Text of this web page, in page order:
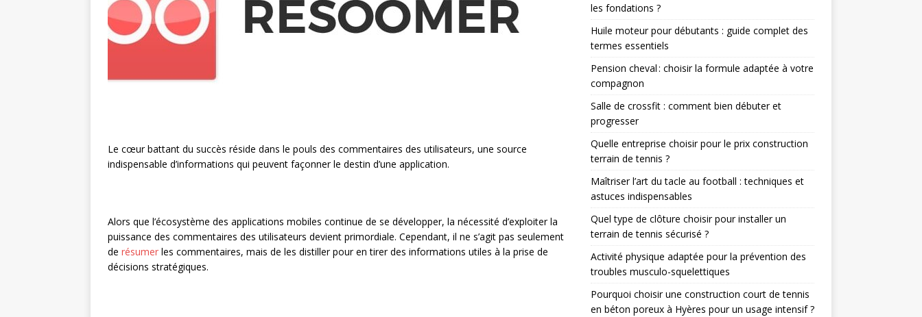
Le cœur battant du succès réside dans le pouls des commentaires des utilisateurs, une source
indispensable d’informations qui peuvent façonner le destin d’une application.
Alors que l’écosystème des applications mobiles continue de se développer, la nécessité d’exploiter la
puissance des commentaires des utilisateurs devient primordiale. Cependant, il ne s’agit pas seulement
de résumer les commentaires, mais de les distiller pour en tirer des informations utiles à la prise de
décisions stratégiques.
les fondations ?
Huile moteur pour débutants : guide complet des
termes essentiels
Pension cheval : choisir la formule adaptée à votre
compagnon
Salle de crossfit : comment bien débuter et
progresser
Quelle entreprise choisir pour le prix construction
terrain de tennis ?
Maîtriser l’art du tacle au football : techniques et
astuces indispensables
Quel type de clôture choisir pour installer un
terrain de tennis sécurisé ?
Activité physique adaptée pour la prévention des
troubles musculo-squelettiques
Pourquoi choisir une construction court de tennis
en béton poreux à Hyères pour un usage intensif ?